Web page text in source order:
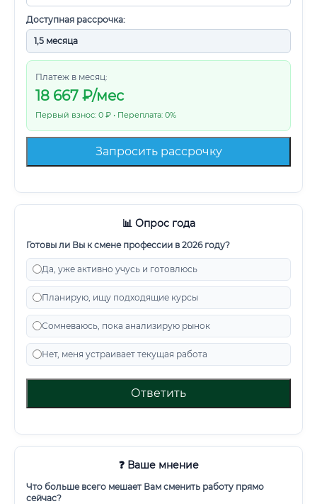
Доступная рассрочка:
Платеж в месяц:
18 667 ₽/мес
Первый взнос: 0 ₽ • Переплата: 0%
Запросить рассрочку
📊 Опрос года
Готовы ли Вы к смене профессии в 2026 году?
Да, уже активно учусь и готовлюсь
Планирую, ищу подходящие курсы
Сомневаюсь, пока анализирую рынок
Нет, меня устраивает текущая работа
Ответить
❓ Ваше мнение
Что больше всего мешает Вам сменить работу прямо
сейчас?